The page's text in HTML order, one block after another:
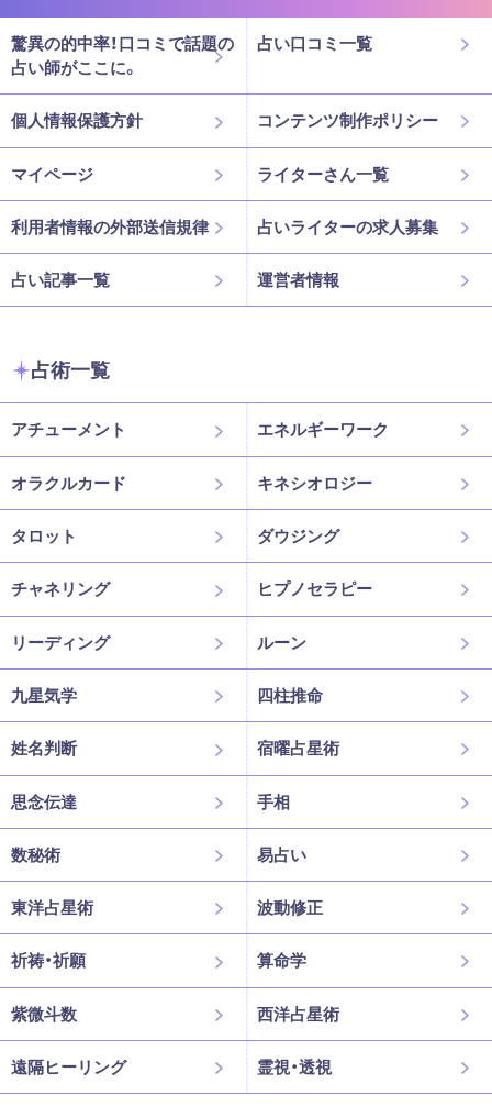
驚異の的中率！口コミで話題の
占い師がここに。
占い口コミ一覧
個人情報保護方針 コンテンツ制作ポリシー
マイページ ライターさん一覧
利用者情報の外部送信規律 占いライターの求人募集
占い記事一覧 運営者情報
占術一覧
アチューメント エネルギーワーク
オラクルカード キネシオロジー
タロット ダウジング
チャネリング ヒプノセラピー
リーディング ルーン
九星気学 四柱推命
姓名判断 宿曜占星術
思念伝達 手相
数秘術 易占い
東洋占星術 波動修正
祈祷・祈願 算命学
紫微斗数 西洋占星術
遠隔ヒーリング 霊視・透視